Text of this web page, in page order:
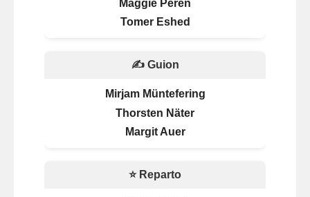
Maggie Peren
Tomer Eshed
✍️ Guion
Mirjam Müntefering
Thorsten Näter
Margit Auer
⭐ Reparto